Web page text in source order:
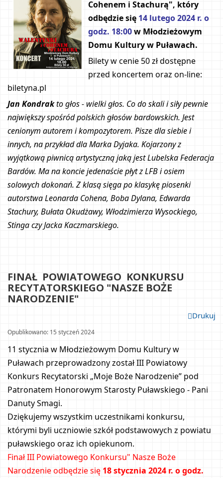
Cohenem i Stachurą", który
odbędzie się 14 lutego 2024 r. o
godz. 18:00 w Młodzieżowym
Domu Kultury w Puławach.
Bilety w cenie 50 zł dostępne
przed koncertem oraz on-line:
biletyna.pl
Jan Kondrak to głos - wielki głos. Co do skali i siły pewnie
największy spośród polskich głosów bardowskich. Jest
cenionym autorem i kompozytorem. Pisze dla siebie i
innych, na przykład dla Marka Dyjaka. Kojarzony z
wyjątkową piwnicą artystyczną jaką jest Lubelska Federacja
Bardów. Ma na koncie jedenaście płyt z LFB i osiem
solowych dokonań. Z klasą sięga po klasykę piosenki
autorstwa Leonarda Cohena, Boba Dylana, Edwarda
Stachury, Bułata Okudżawy, Włodzimierza Wysockiego,
Stinga czy Jacka Kaczmarskiego.
FINAŁ  POWIATOWEGO  KONKURSU
RECYTATORSKIEGO "NASZE BOŻE
Drukuj
11 stycznia w Młodzieżowym Domu Kultury w
Puławach przeprowadzony został III Powiatowy
Konkurs Recytatorski „Moje Boże Narodzenie” pod
Patronatem Honorowym Starosty Puławskiego - Pani
Danuty Smagi.
Dziękujemy wszystkim uczestnikami konkursu,
którymi byli uczniowie szkół podstawowych z powiatu
puławskiego oraz ich opiekunom.
Finał III Powiatowego Konkursu" Nasze Boże
Narodzenie odbędzie się 18 stycznia 2024 r. o godz.